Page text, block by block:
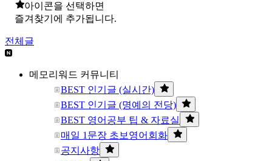
아이콘을 선택하면
즐겨찾기에 추가됩니다.
전체글
메모리워드 커뮤니티
BEST 인기글 (실시간)
BEST 인기글 (명예의 전당)
BEST 영어공부 팁 & 자료실
매일 1문장 초보영어회화
공지사항